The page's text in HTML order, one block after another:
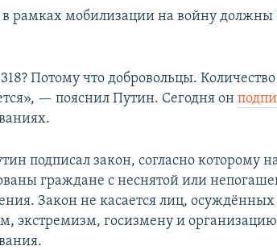
рамках мобилизации на войну должны
Потому что добровольцы.
— пояснил Путин. Сегодня он
подписал закон, согласно которому
граждане с неснятой или
Закон не касается лиц,
экстремизм, госизмену и